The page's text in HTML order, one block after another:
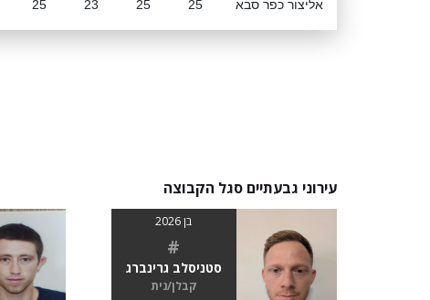
אליצור כפר סבא 25
25
23
25
עירוני גבעתיים סגל הקבוצה
בן 2026
#
סטניסלב גרינברג
קבלן/נית